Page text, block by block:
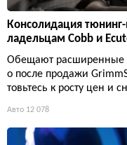
Консолидация
ладельцам Cobb и
Обещают расширенные
о после продажи
товьтесь к росту цен и
Авто 12 078